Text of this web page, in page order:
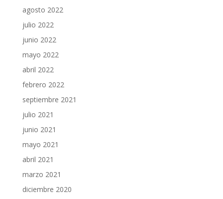
agosto 2022
julio 2022
junio 2022
mayo 2022
abril 2022
febrero 2022
septiembre 2021
julio 2021
junio 2021
mayo 2021
abril 2021
marzo 2021
diciembre 2020